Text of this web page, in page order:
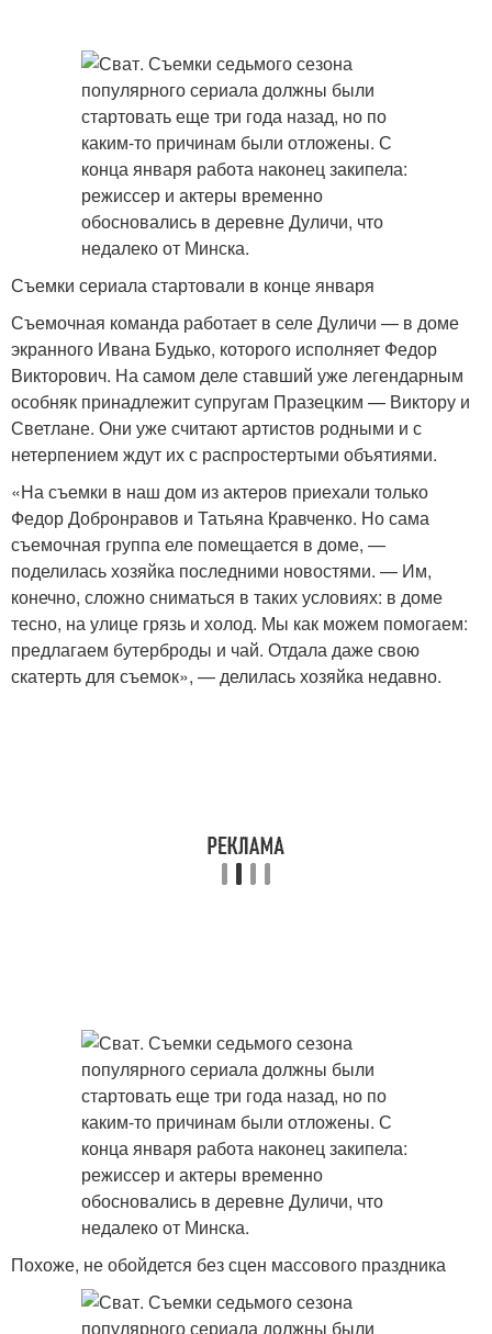
Съемки сериала стартовали в конце января
Съемочная команда работает в селе Дуличи — в доме
экранного Ивана Будько, которого исполняет Федор
Викторович. На самом деле ставший уже легендарным
особняк принадлежит супругам Празецким — Виктору и
Светлане. Они уже считают артистов родными и с
нетерпением ждут их с распростертыми объятиями.
«На съемки в наш дом из актеров приехали только
Федор Добронравов и Татьяна Кравченко. Но сама
съемочная группа еле помещается в доме, —
поделилась хозяйка последними новостями. — Им,
конечно, сложно сниматься в таких условиях: в доме
тесно, на улице грязь и холод. Мы как можем помогаем:
предлагаем бутерброды и чай. Отдала даже свою
скатерть для съемок», — делилась хозяйка недавно.
Похоже, не обойдется без сцен массового праздника